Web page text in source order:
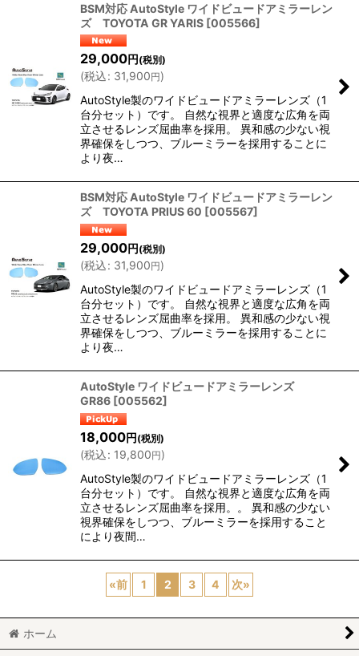
BSM対応 AutoStyle ワイドビュードアミラーレン
ズ TOYOTA GR YARIS [005566]
29,000円 (税別)
(税込: 31,900円)
AutoStyle製のワイドビュードアミラーレンズ（1
台分セット）です。 自然な視界と適度な広角を両
立させるレンズ屈曲率を採用。 異和感の少ない視
界確保をしつつ、ブルーミラーを採用することに
より夜…
BSM対応 AutoStyle ワイドビュードアミラーレン
ズ TOYOTA PRIUS 60 [005567]
29,000円 (税別)
(税込: 31,900円)
AutoStyle製のワイドビュードアミラーレンズ（1
台分セット）です。 自然な視界と適度な広角を両
立させるレンズ屈曲率を採用。 異和感の少ない視
界確保をしつつ、ブルーミラーを採用することに
より夜…
AutoStyle ワイドビュードアミラーレンズ
GR86 [005562]
18,000円 (税別)
(税込: 19,800円)
AutoStyle製のワイドビュードアミラーレンズ（1
台分セット）です。 自然な視界と適度な広角を両
立させるレンズ屈曲率を採用。。 異和感の少ない
視界確保をしつつ、ブルーミラーを採用すること
により夜間…
«前 1 2 3 4 次»
ホーム